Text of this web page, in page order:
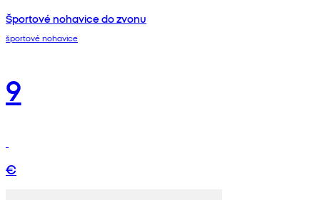
Športové nohavice do zvonu
športové nohavice
9
€